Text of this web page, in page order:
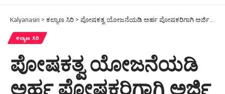
Kalyanasiri > ಕಲ್ಯಾಣ ಸಿರಿ > ಪೋಷಕತ್ವ ಯೋಜನೆಯಡಿ ಅರ್ಹ ಪೋಷಕರಿಗಾಗಿ ಅರ್ಜಿ ಆಹ್ವಾನ
ಕಲ್ಯಾಣ ಸಿರಿ
ಪೋಷಕತ್ವ ಯೋಜನೆಯಡಿ
ಅರ್ಹ ಪೋಷಕರಿಗಾಗಿ ಅರ್ಜಿ